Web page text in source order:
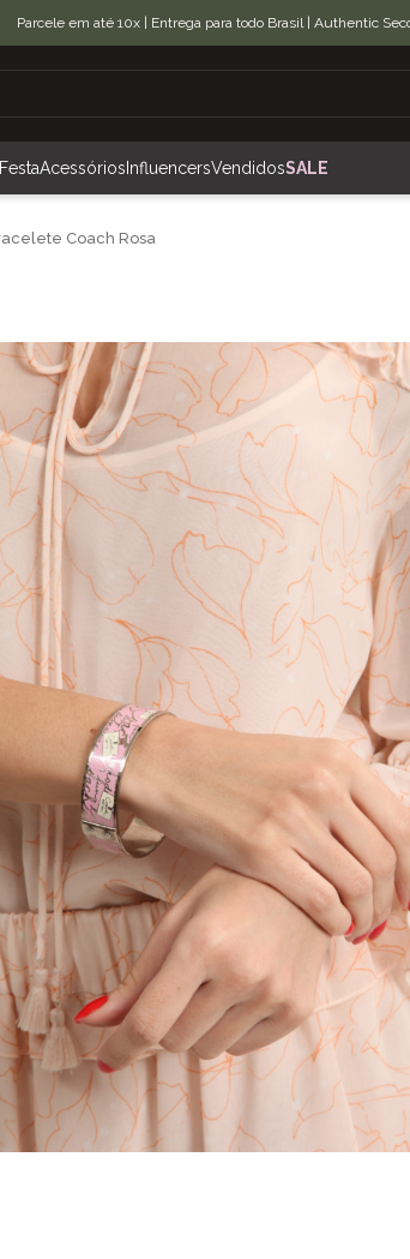
Parcele em até 10x | Entrega para todo Brasil | Authentic
FestaAcessórios InfluencersVendidosSALE
Coach Rosa